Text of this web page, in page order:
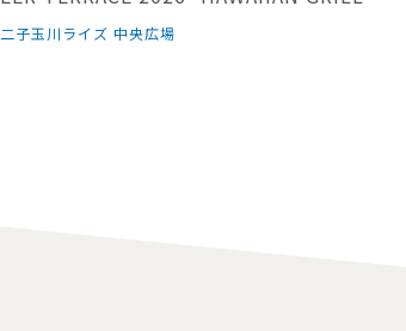
二子玉川ライズ 中央広場